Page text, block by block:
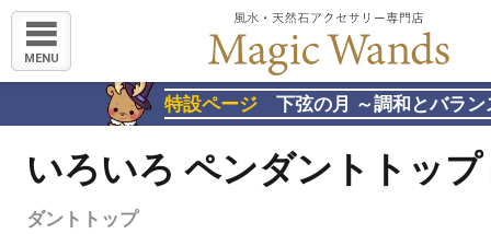
MENU
特設ページ 下弦の月 ～調和とバラン
いろいろ ペンダントトップ
ダントトップ